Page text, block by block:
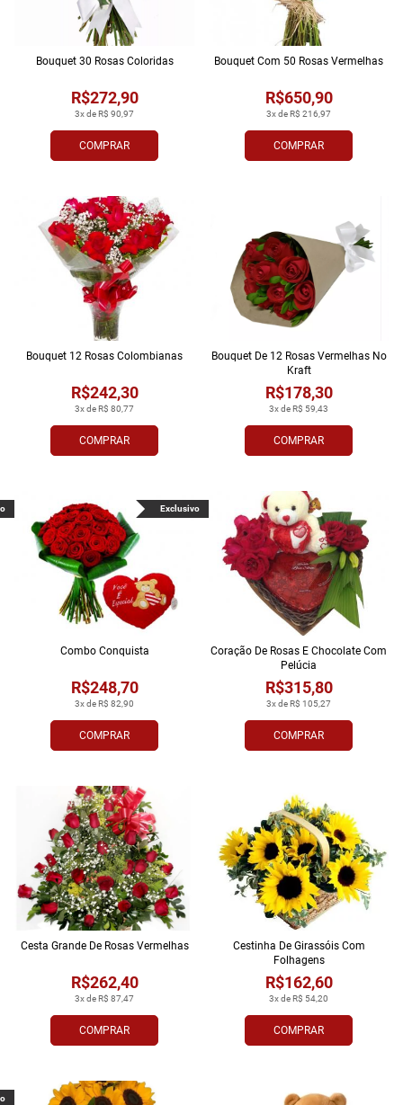
COMPRAR
3x de R$ 90,97
R$272,90
Bouquet 30 Rosas Coloridas
COMPRAR
3x de R$ 216,97
R$650,90
Bouquet Com 50 Rosas Vermelhas
COMPRAR
3x de R$ 80,77
R$242,30
Bouquet 12 Rosas Colombianas
COMPRAR
3x de R$ 59,43
R$178,30
Bouquet De 12 Rosas Vermelhas No
Kraft
COMPRAR
3x de R$ 82,90
R$248,70
Combo Conquista
Exclusivo
COMPRAR
3x de R$ 105,27
R$315,80
Coração De Rosas E Chocolate Com
Pelúcia
COMPRAR
3x de R$ 87,47
R$262,40
Cesta Grande De Rosas Vermelhas
COMPRAR
3x de R$ 54,20
R$162,60
Cestinha De Girassóis Com
Folhagens